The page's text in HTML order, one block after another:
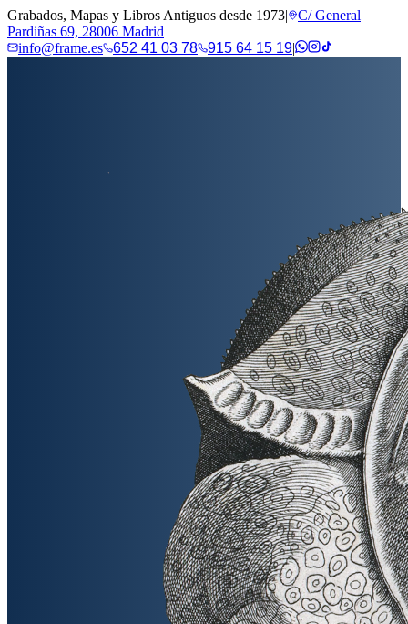
Grabados, Mapas y Libros Antiguos desde 1973|
C/ General
Pardiñas 69, 28006 Madrid
info@frame.es
652 41 03 78 915 64 15 19|